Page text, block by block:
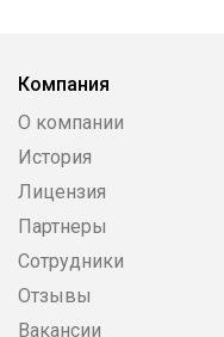
Компания
О компании
История
Лицензия
Партнеры
Сотрудники
Отзывы
Вакансии